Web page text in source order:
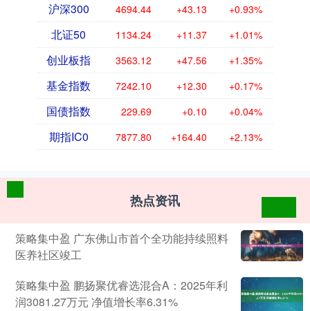
沪深300 4694.44 +43.13 +0.93%
北证50 1134.24 +11.37 +1.01%
创业板指 3563.12 +47.56 +1.35%
基金指数 7242.10 +12.30 +0.17%
国债指数 229.69 +0.10 +0.04%
期指IC0 7877.80 +164.40 +2.13%
热点资讯
策略集中盈 广东佛山市首个全功能持续照料
医养社区竣工
策略集中盈 鹏扬聚优睿选混合A：2025年利
润3081.27万元 净值增长率6.31%